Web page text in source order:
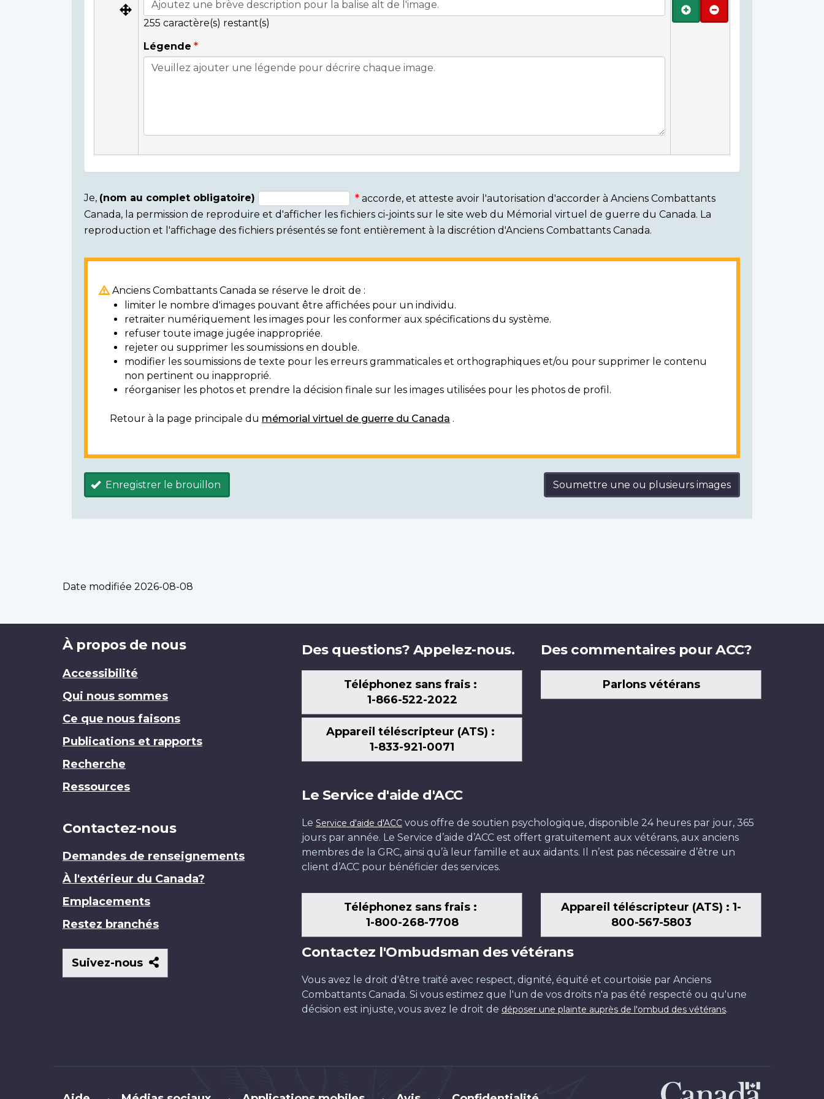
255 caractère(s) restant(s)
Légende
AjouterRetirer
Consent
section
Je, (nom au complet obligatoire)
accorde, et atteste avoir l'autorisation d'accorder à Anciens Combattants
Canada, la permission de reproduire et d'afficher les fichiers ci-joints sur le site web du Mémorial virtuel de guerre du Canada. La
reproduction et l'affichage des fichiers présentés se font entièrement à la discrétion d'Anciens Combattants Canada.
Anciens Combattants Canada se réserve le droit de :
limiter le nombre d'images pouvant être affichées pour un individu.
retraiter numériquement les images pour les conformer aux spécifications du système.
refuser toute image jugée inappropriée.
rejeter ou supprimer les soumissions en double.
modifier les soumissions de texte pour les erreurs grammaticales et orthographiques et/ou pour supprimer le contenu
non pertinent ou inapproprié.
réorganiser les photos et prendre la décision finale sur les images utilisées pour les photos de profil.
Retour à la page principale du mémorial virtuel de guerre du Canada .
Enregistrer le brouillon Soumettre une ou plusieurs images
Date modifiée 2026-08-08
Brand
À propos de nous
Accessibilité
Qui nous sommes
Ce que nous faisons
Publications et rapports
Recherche
Ressources
Contactez-nous
Demandes de renseignements
À l'extérieur du Canada?
Emplacements
Restez branchés
Suivez-nous
Suivez-
nous
Des questions? Appelez-nous.
Téléphonez sans frais :
1-866-522-2022
Appareil téléscripteur (ATS) :
1-833-921-0071
Des commentaires pour ACC?
Parlons vétérans
Le Service d'aide d'ACC
Le Service d'aide d'ACC vous offre de soutien psychologique, disponible 24 heures par jour, 365
jours par année. Le Service d’aide d’ACC est offert gratuitement aux vétérans, aux anciens
membres de la GRC, ainsi qu’à leur famille et aux aidants. Il n’est pas nécessaire d’être un
client d’ACC pour bénéficier des services.
Téléphonez sans frais :
1-800-268-7708
Appareil téléscripteur (ATS) : 1-
800-567-5803
Contactez l'Ombudsman des vétérans
Vous avez le droit d'être traité avec respect, dignité, équité et courtoisie par Anciens
Combattants Canada. Si vous estimez que l'un de vos droits n'a pas été respecté ou qu'une
décision est injuste, vous avez le droit de déposer une plainte auprès de l'ombud des vétérans.
Brand